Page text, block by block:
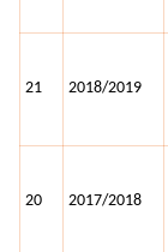
21 2018/2019
20 2017/2018